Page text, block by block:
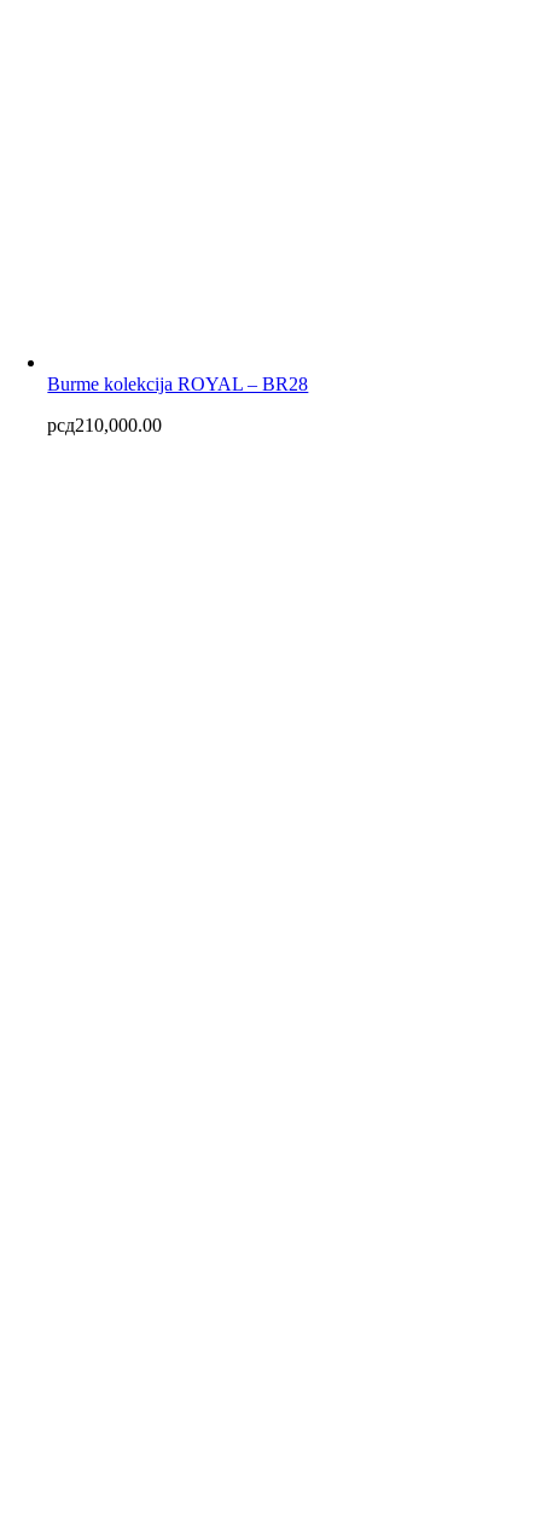
Burme kolekcija ROYAL – BR28
рсд210,000.00